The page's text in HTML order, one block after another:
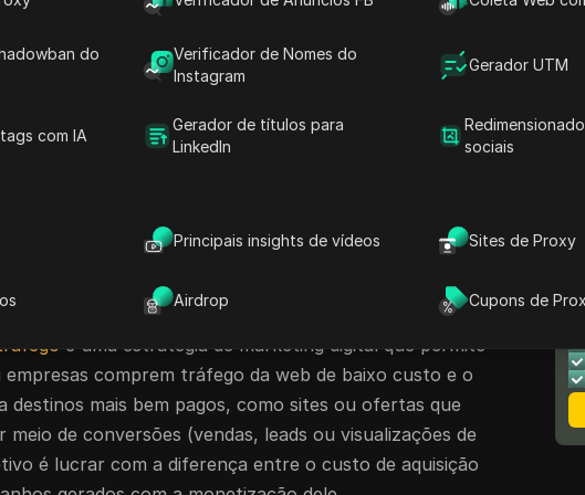
do
Verificador de Nomes do
Instagram
Gerador UTM
com IA
Gerador de títulos para
LinkedIn
sociais
Principais insights de vídeos Sites de Proxy
Airdrop Cupons de
suaves e lucrativas, os navegadores
Esses navegadores especializados permitem que
contas em redes de anúncios. Neste artigo, vamos
o DICloak se destacando como a principal solução.
de tráfego?
é uma estratégia de marketing digital que permite
empresas comprem tráfego da web de baixo custo e o
destinos mais bem pagos, como sites ou ofertas que
meio de conversões (vendas, leads ou visualizações de
é lucrar com a diferença entre o custo de aquisição